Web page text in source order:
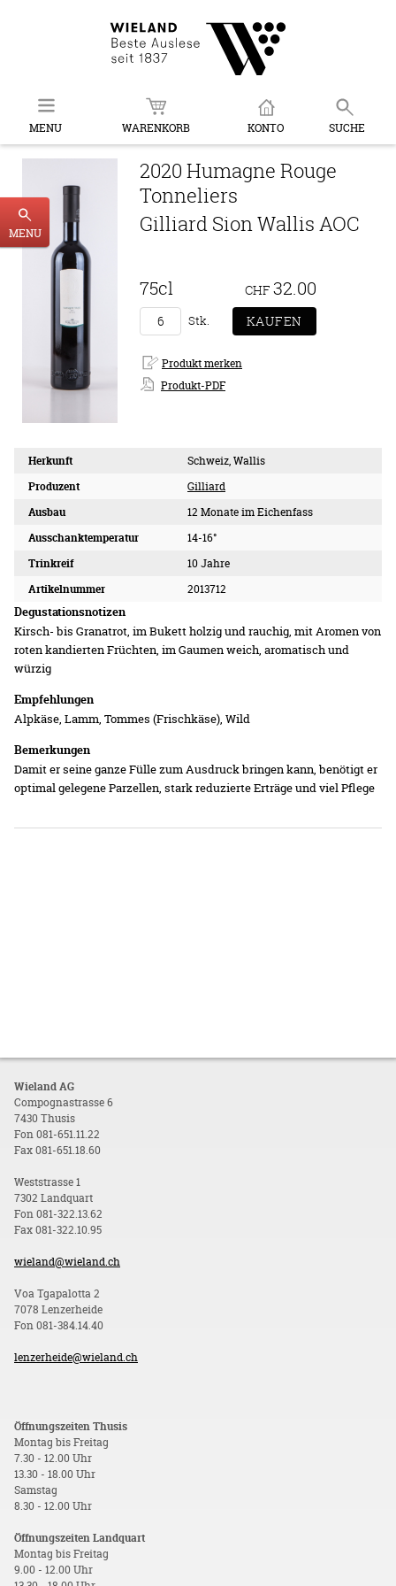
MENU WARENKORB KONTO SUCHE
MENU
2020 Humagne Rouge
Tonneliers
Gilliard Sion Wallis AOC
75cl CHF 32.00
Stk.
Produkt-PDF
Herkunft
Schweiz, Wallis
Produzent
Gilliard
Ausbau
12 Monate im Eichenfass
Ausschanktemperatur
14-16°
Trinkreif
10 Jahre
Artikelnummer
2013712
Degustationsnotizen
Kirsch- bis Granatrot, im Bukett holzig und rauchig, mit Aromen von
roten kandierten Früchten, im Gaumen weich, aromatisch und
würzig
Empfehlungen
Alpkäse, Lamm, Tommes (Frischkäse), Wild
Bemerkungen
Damit er seine ganze Fülle zum Ausdruck bringen kann, benötigt er
optimal gelegene Parzellen, stark reduzierte Erträge und viel Pflege
Wieland AG
Compognastrasse 6
7430 Thusis
Fon 081-651.11.22
Fax 081-651.18.60
Weststrasse 1
7302 Landquart
Fon 081-322.13.62
Fax 081-322.10.95
wieland@wieland.ch
Voa Tgapalotta 2
7078 Lenzerheide
Fon 081-384.14.40
lenzerheide@wieland.ch
Öffnungszeiten Thusis
Montag bis Freitag
7.30 - 12.00 Uhr
13.30 - 18.00 Uhr
Samstag
8.30 - 12.00 Uhr
Öffnungszeiten Landquart
Montag bis Freitag
9.00 - 12.00 Uhr